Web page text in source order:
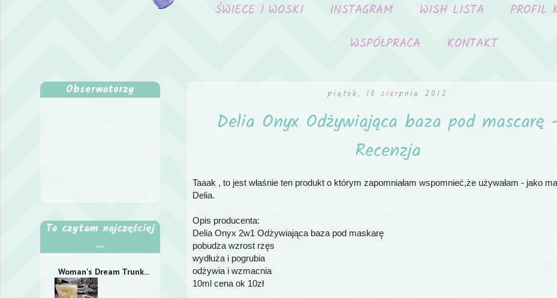
ŚWIECE I WOSKI INSTAGRAM WISH LISTA
PROFIL
WSPÓŁPRACA
KONTAKT
piątek, 10 sierpnia 2012
Delia Onyx Odżywiająca baza pod mascarę
Recenzja
Taaak , to jest właśnie ten produkt o którym zapomniałam wspomnieć,że używałam - jako
Delia.
Opis producenta:
Delia Onyx 2w1 Odżywiająca baza pod maskarę
pobudza wzrost rzęs
wydłuża i pogrubia
odżywia i wzmacnia
10ml cena ok 10zł
Obserwatorzy
To czytam najczęściej
...
Woman's Dream Trunk...